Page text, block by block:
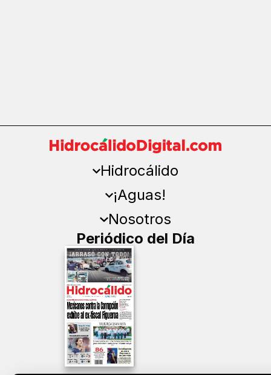
Hidrocálido
¡Aguas!
Nosotros
Periódico del Día